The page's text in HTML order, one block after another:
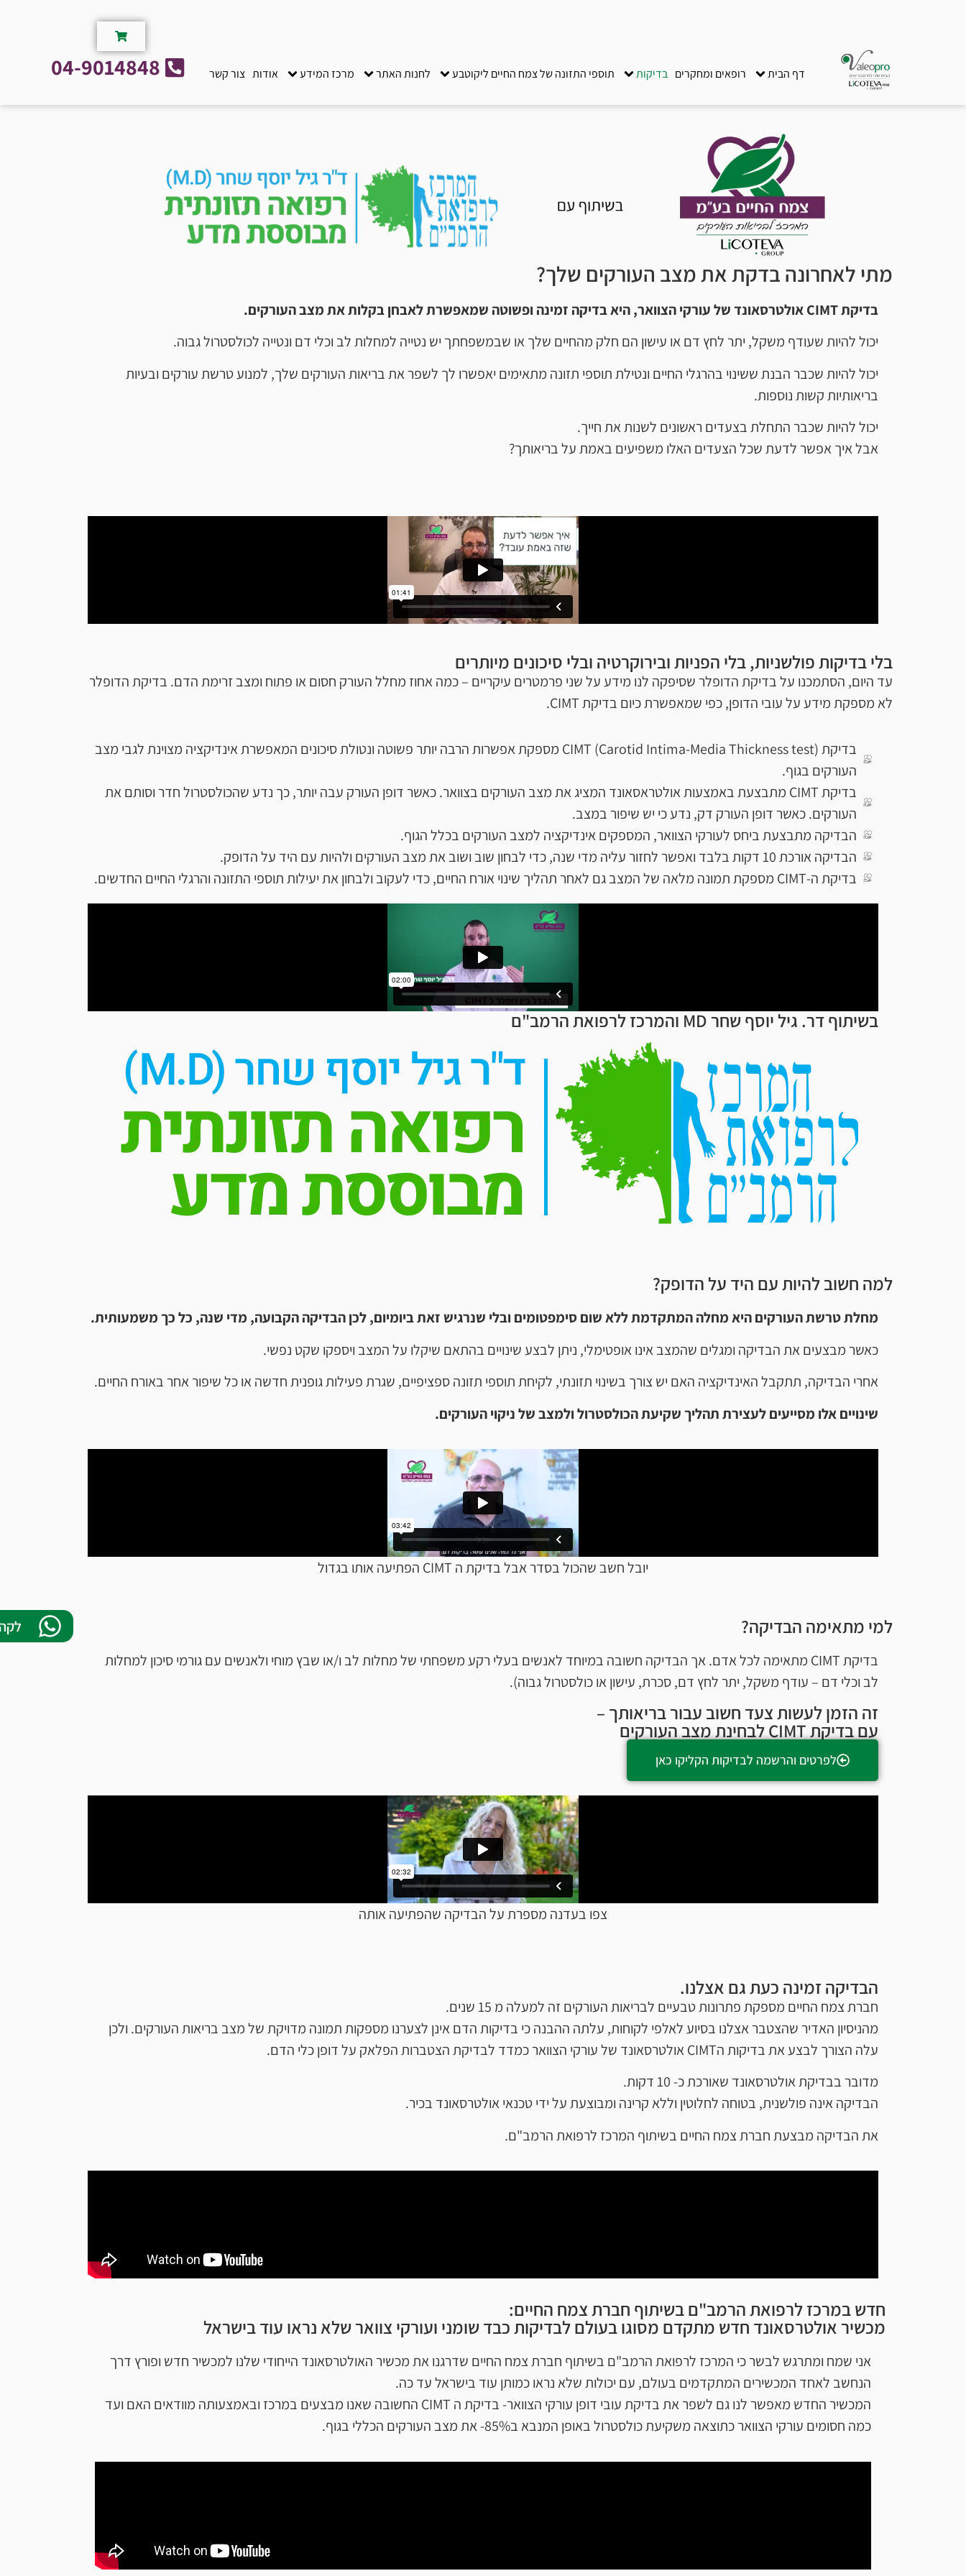
דף הבית רופאים ומחקרים בדיקות תוספי התזונה של צמח החיים ליקוטבע לחנות האתר מרכז המידע אודות צור קשר 04-9014848
מתי לאחרונה בדקת את מצב העורקים שלך?
בדיקת CIMT אולטרסאונד של עורקי הצוואר, היא בדיקה זמינה ופשוטה שמאפשרת לאבחן בקלות את מצב העורקים.
יכול להיות שעודף משקל, יתר לחץ דם או עישון הם חלק מהחיים שלך או שבמשפחתך יש נטייה למחלות לב וכלי דם ונטייה לכולסטרול גבוה.
יכול להיות שכבר הבנת ששינוי בהרגלי החיים ונטילת תוספי תזונה מתאימים יאפשרו לך לשפר את בריאות העורקים שלך, למנוע טרשת עורקים ובעיות
בריאותיות קשות נוספות.
יכול להיות שכבר התחלת בצעדים ראשונים לשנות את חייך.
אבל איך אפשר לדעת שכל הצעדים האלו משפיעים באמת על בריאותך?
בלי בדיקות פולשניות, בלי הפניות ובירוקרטיה ובלי סיכונים מיותרים
עד היום, הסתמכנו על בדיקת הדופלר שסיפקה לנו מידע על שני פרמטרים עיקריים – כמה אחוז מחלל העורק חסום או פתוח ומצב זרימת הדם. בדיקת הדופלר
לא מספקת מידע על עובי הדופן, כפי שמאפשרת כיום בדיקת CIMT.
בדיקת CIMT (Carotid Intima-Media Thickness test) מספקת אפשרות הרבה יותר פשוטה ונטולת סיכונים המאפשרת אינדיקציה מצוינת לגבי מצב
העורקים בגוף.
בדיקת CIMT מתבצעת באמצעות אולטראסאונד המציג את מצב העורקים בצוואר. כאשר דופן העורק עבה יותר, כך נדע שהכולסטרול חדר וסותם את
העורקים. כאשר דופן העורק דק, נדע כי יש שיפור במצב.
הבדיקה מתבצעת ביחס לעורקי הצוואר, המספקים אינדיקציה למצב העורקים בכלל הגוף.
הבדיקה אורכת 10 דקות בלבד ואפשר לחזור עליה מדי שנה, כדי לבחון שוב ושוב את מצב העורקים ולהיות עם היד על הדופק.
בדיקת ה-CIMT מספקת תמונה מלאה של המצב גם לאחר תהליך שינוי אורח החיים, כדי לעקוב ולבחון את יעילות תוספי התזונה והרגלי החיים החדשים.
בשיתוף דר. גיל יוסף שחר MD והמרכז לרפואת הרמב"ם
למה חשוב להיות עם היד על הדופק?
מחלת טרשת העורקים היא מחלה המתקדמת ללא שום סימפטומים ובלי שנרגיש זאת ביומיום, לכן הבדיקה הקבועה, מדי שנה, כל כך משמעותית.
כאשר מבצעים את הבדיקה ומגלים שהמצב אינו אופטימלי, ניתן לבצע שינויים בהתאם שיקלו על המצב ויספקו שקט נפשי.
אחרי הבדיקה, תתקבל האינדיקציה האם יש צורך בשינוי תזונתי, לקיחת תוספי תזונה ספציפיים, שגרת פעילות גופנית חדשה או כל שיפור אחר באורח החיים.
שינויים אלו מסייעים לעצירת תהליך שקיעת הכולסטרול ולמצב של ניקוי העורקים.
יובל חשב שהכול בסדר אבל בדיקת ה CIMT הפתיעה אותו בגדול
למי מתאימה הבדיקה?
בדיקת CIMT מתאימה לכל אדם. אך הבדיקה חשובה במיוחד לאנשים בעלי רקע משפחתי של מחלות לב ו/או שבץ מוחי ולאנשים עם גורמי סיכון למחלות
לב וכלי דם – עודף משקל, יתר לחץ דם, סכרת, עישון או כולסטרול גבוה).
זה הזמן לעשות צעד חשוב עבור בריאותך –
עם בדיקת CIMT לבחינת מצב העורקים
לפרטים והרשמה לבדיקות הקליקו כאן
צפו בעדנה מספרת על הבדיקה שהפתיעה אותה
הבדיקה זמינה כעת גם אצלנו.
חברת צמח החיים מספקת פתרונות טבעיים לבריאות העורקים זה למעלה מ 15 שנים.
מהניסיון האדיר שהצטבר אצלנו בסיוע לאלפי לקוחות, עלתה ההבנה כי בדיקות הדם אינן לצערנו מספקות תמונה מדויקת של מצב בריאות העורקים. ולכן
עלה הצורך לבצע את בדיקות הCIMT אולטרסאונד של עורקי הצוואר כמדד לבדיקת הצטברות הפלאק על דופן כלי הדם.
מדובר בבדיקת אולטרסאונד שאורכת כ- 10 דקות.
הבדיקה אינה פולשנית, בטוחה לחלוטין וללא קרינה ומבוצעת על ידי טכנאי אולטרסאונד בכיר.
את הבדיקה מבצעת חברת צמח החיים בשיתוף המרכז לרפואת הרמב"ם.
חדש במרכז לרפואת הרמב"ם בשיתוף חברת צמח החיים:
מכשיר אולטרסאונד חדש מתקדם מסוגו בעולם לבדיקות כבד שומני ועורקי צוואר שלא נראו עוד בישראל
אני שמח ומתרגש לבשר כי המרכז לרפואת הרמב"ם בשיתוף חברת צמח החיים שדרגנו את מכשיר האולטרסאונד הייחודי שלנו למכשיר חדש ופורץ דרך
הנחשב לאחד המכשירים המתקדמים בעולם, עם יכולות שלא נראו כמותן עוד בישראל עד כה.
המכשיר החדש מאפשר לנו גם לשפר את בדיקת עובי דופן עורקי הצוואר- בדיקת ה CIMT החשובה שאנו מבצעים במרכז ובאמצעותה מוודאים האם ועד
כמה חסומים עורקי הצוואר כתוצאה משקיעת כולסטרול באופן המנבא ב85%- את מצב העורקים הכללי בגוף.